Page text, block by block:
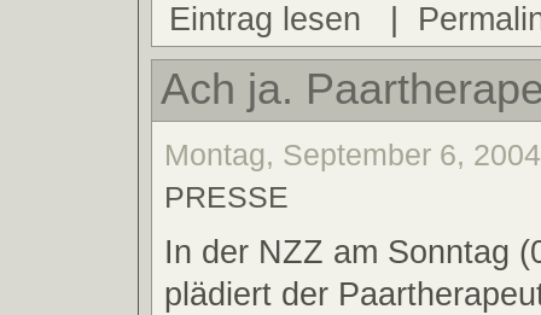
Eintrag lesen
|
Ach ja.
Montag, September 6,
PRESSE
In der NZZ am Sonntag
plädiert der